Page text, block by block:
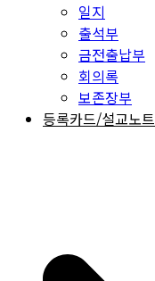
일지
출석부
금전출납부
회의록
보존장부
등록카드/설교노트